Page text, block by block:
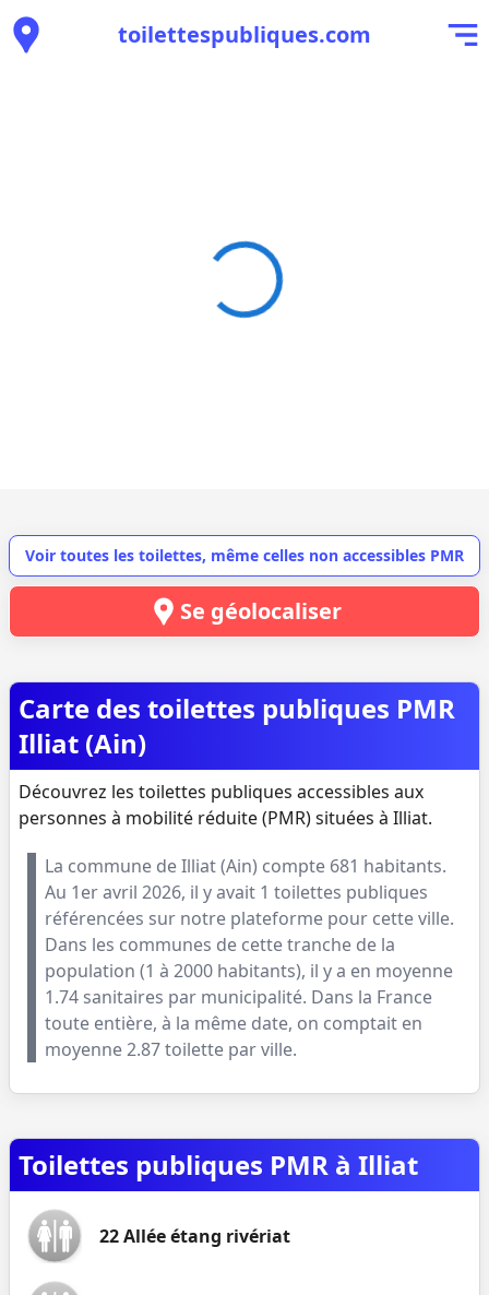
toilettespubliques.com
Voir toutes les toilettes, même celles non accessibles PMR
Se géolocaliser
Carte des toilettes publiques PMR
Illiat (Ain)
Découvrez les toilettes publiques accessibles aux
personnes à mobilité réduite (PMR) situées à Illiat.
La commune deIlliat(Ain) compte 681 habitants.
Au 1er avril 2026, il y avait 1 toilettes publiques
référencées sur notre plateforme pour cette ville.
Dans les communes de cette tranche de la
population (1 à 2000 habitants), il y a en moyenne
1.74 sanitaires par municipalité. Dans la France
toute entière, à la même date, on comptait en
moyenne2.87toilette par ville.
Toilettes publiques PMR à Illiat
22 Allée étang rivériat